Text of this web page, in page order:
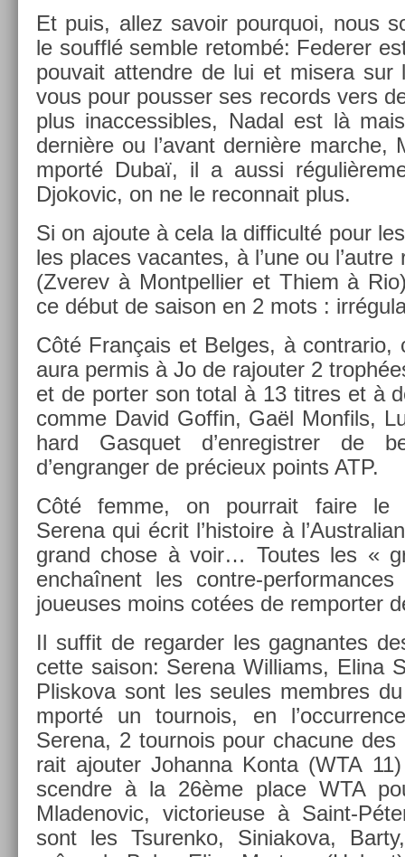
Et puis, allez savoir pour­quoi, nous
le soufflé semble re­tombé: Feder­er
pouvait at­tendre de lui et mis­era sur
vous pour pouss­er ses re­cords vers
plus in­ac­cessib­les, Nadal est là
dernière ou l’avant dernière
mporté Dubaï, il a aussi
Djokovic, on ne le re­con­nait plus.
Si on ajoute à cela la dif­ficulté pour
les places vacan­tes, à l’une ou
(Zverev à Montpel­li­er et Thiem à
ce début de saison en 2 mots :
Côté Français et Be­lges, à contra­rio,
aura per­mis à Jo de rajout­er 2
et de port­er son total à 13 tit­res et à
comme David Gof­fin, Gaël Mon­fils,
hard Gas­quet d’en­registr­er de
d’engrang­er de précieux points ATP.
Côté femme, on pour­rait faire le
Serena qui écrit l’his­toire à
grand chose à voir… Toutes les «
enchaînent les contre-
joueuses moins cotées de re­mport­er
Il suf­fit de re­gard­er les gag­nantes
cette saison: Serena Wil­liams, Elina
Plis­kova sont les seules mem­bres
mporté un tour­nois, en
Serena, 2 tour­nois pour chacune
rait ajout­er Johan­na Konta (WTA
scendre à la 26ème place WTA
Mladenovic, vic­torieuse à Saint-
sont les Tsuren­ko, Siniakova,